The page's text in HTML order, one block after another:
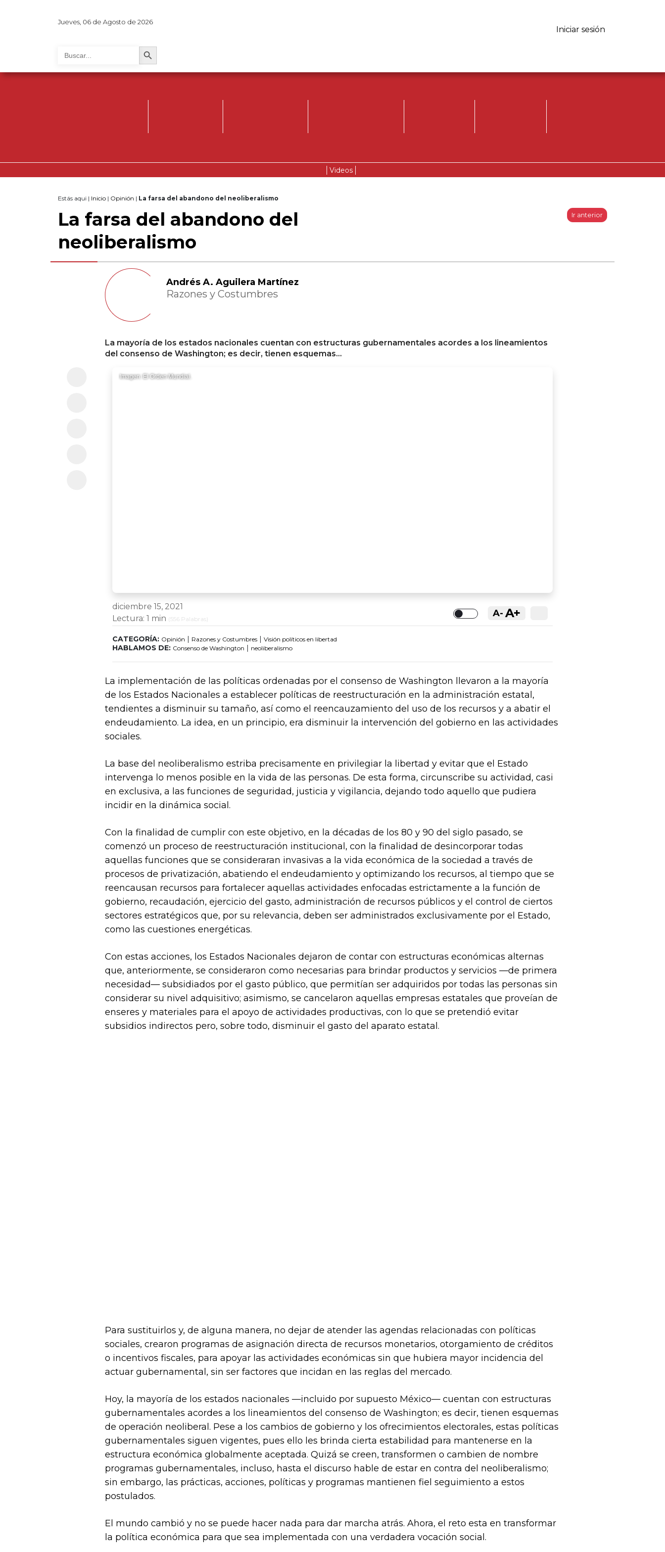
Jueves, 06 de Agosto de 2026
for:
Search Button
Iniciar sesión
Registrese, para
opinar.
Videos
Estás aqui | Inicio | Opinión | La farsa del abandono del neoliberalismo
La farsa del abandono del
neoliberalismo
Ir anterior
Andrés A. Aguilera Martínez
Razones y Costumbres
La mayoría de los estados nacionales cuentan con estructuras gubernamentales acordes a los lineamientos
del consenso de Washington; es decir, tienen esquemas…
Imagen: El Orden Mundial.
diciembre 15, 2021
Lectura: 1 min ( 556 Palabras) Toggle
A- A+
CATEGORÍA: Opinión | Razones y Costumbres | Visión políticos en libertad
HABLAMOS DE: Consenso de Washington | neoliberalismo
La implementación de las políticas ordenadas por el consenso de Washington llevaron a la mayoría
de los Estados Nacionales a establecer políticas de reestructuración en la administración estatal,
tendientes a disminuir su tamaño, así como el reencauzamiento del uso de los recursos y a abatir el
endeudamiento. La idea, en un principio, era disminuir la intervención del gobierno en las actividades
sociales.
La base del neoliberalismo estriba precisamente en privilegiar la libertad y evitar que el Estado
intervenga lo menos posible en la vida de las personas. De esta forma, circunscribe su actividad, casi
en exclusiva, a las funciones de seguridad, justicia y vigilancia, dejando todo aquello que pudiera
incidir en la dinámica social.
Con la finalidad de cumplir con este objetivo, en la décadas de los 80 y 90 del siglo pasado, se
comenzó un proceso de reestructuración institucional, con la finalidad de desincorporar todas
aquellas funciones que se consideraran invasivas a la vida económica de la sociedad a través de
procesos de privatización, abatiendo el endeudamiento y optimizando los recursos, al tiempo que se
reencausan recursos para fortalecer aquellas actividades enfocadas estrictamente a la función de
gobierno, recaudación, ejercicio del gasto, administración de recursos públicos y el control de ciertos
sectores estratégicos que, por su relevancia, deben ser administrados exclusivamente por el Estado,
como las cuestiones energéticas.
Con estas acciones, los Estados Nacionales dejaron de contar con estructuras económicas alternas
que, anteriormente, se consideraron como necesarias para brindar productos y servicios —de primera
necesidad— subsidiados por el gasto público, que permitían ser adquiridos por todas las personas sin
considerar su nivel adquisitivo; asimismo, se cancelaron aquellas empresas estatales que proveían de
enseres y materiales para el apoyo de actividades productivas, con lo que se pretendió evitar
subsidios indirectos pero, sobre todo, disminuir el gasto del aparato estatal.
Para sustituirlos y, de alguna manera, no dejar de atender las agendas relacionadas con políticas
sociales, crearon programas de asignación directa de recursos monetarios, otorgamiento de créditos
o incentivos fiscales, para apoyar las actividades económicas sin que hubiera mayor incidencia del
actuar gubernamental, sin ser factores que incidan en las reglas del mercado.
Hoy, la mayoría de los estados nacionales —incluido por supuesto México— cuentan con estructuras
gubernamentales acordes a los lineamientos del consenso de Washington; es decir, tienen esquemas
de operación neoliberal. Pese a los cambios de gobierno y los ofrecimientos electorales, estas políticas
gubernamentales siguen vigentes, pues ello les brinda cierta estabilidad para mantenerse en la
estructura económica globalmente aceptada. Quizá se creen, transformen o cambien de nombre
programas gubernamentales, incluso, hasta el discurso hable de estar en contra del neoliberalismo;
sin embargo, las prácticas, acciones, políticas y programas mantienen fiel seguimiento a estos
postulados.
El mundo cambió y no se puede hacer nada para dar marcha atrás. Ahora, el reto esta en transformar
la política económica para que sea implementada con una verdadera vocación social.